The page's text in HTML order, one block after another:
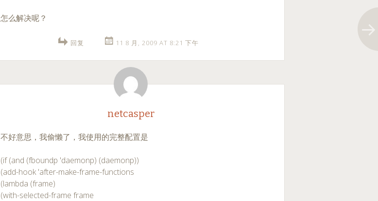
怎么解决呢？
回复 11 8 月, 2009 AT 8:21 下午
netcasper
不好意思，我偷懒了，我使用的完整配置是
(if (and (fboundp 'daemonp) (daemonp))
(add-hook 'after-make-frame-functions
(lambda (frame)
(with-selected-frame frame